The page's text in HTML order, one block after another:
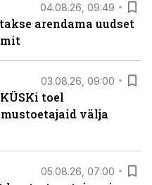
04.08.26, 09:49
arendama uudset
03.08.26, 09:00
toel
välja
05.08.26, 07:00